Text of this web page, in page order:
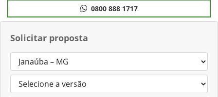
Solicitar proposta
0800 888 1717